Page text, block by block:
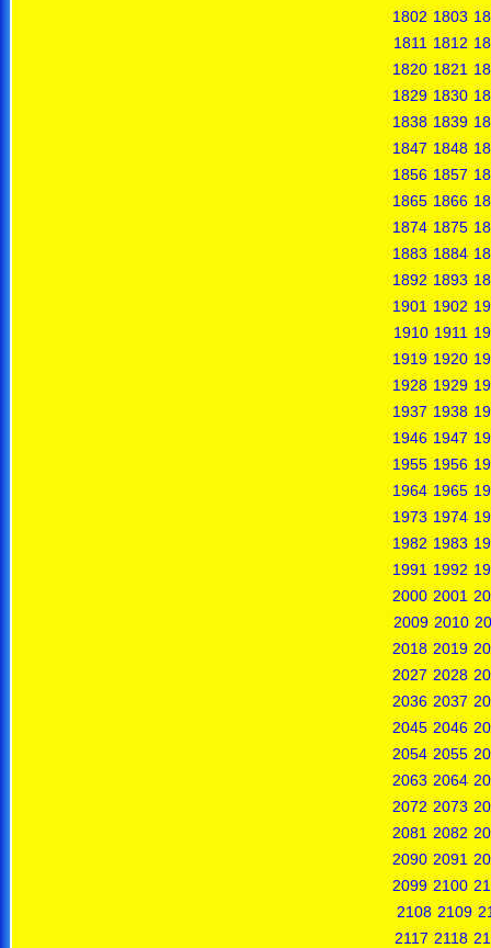
1802 1803
1811 1812
1820 1821
1829 1830
1838 1839
1847 1848
1856 1857
1865 1866
1874 1875
1883 1884
1892 1893
1901 1902
1910 1911
1919 1920
1928 1929
1937 1938
1946 1947
1955 1956
1964 1965
1973 1974
1982 1983
1991 1992
2000 2001
2009 2010
2018 2019
2027 2028
2036 2037
2045 2046
2054 2055
2063 2064
2072 2073
2081 2082
2090 2091
2099 2100
2108 2109
2117 2118